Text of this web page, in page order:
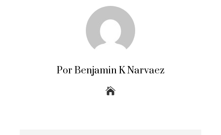
Por Benjamin K Narvaez